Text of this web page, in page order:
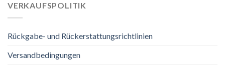
VERKAUFSPOLITIK
Rückgabe- und Rückerstattungsrichtlinien
Versandbedingungen